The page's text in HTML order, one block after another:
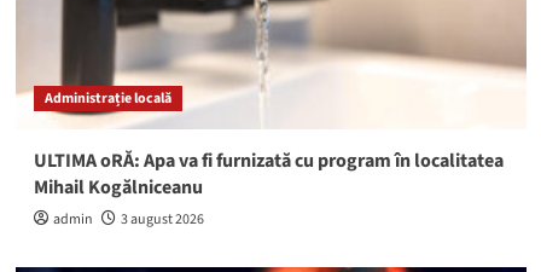
Administrație locală
ULTIMA oRĂ: Apa va fi furnizată cu program în localitatea
Mihail Kogălniceanu
admin 3 august 2026